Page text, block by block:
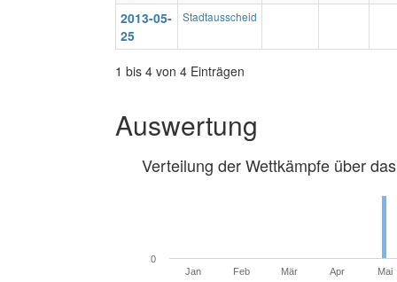
2013-05-
25
Stadtausscheid
1 bis 4 von 4 Einträgen
Auswertung
Verteilung der Wettkämpfe über
Jan Feb Mär Apr Mai
0